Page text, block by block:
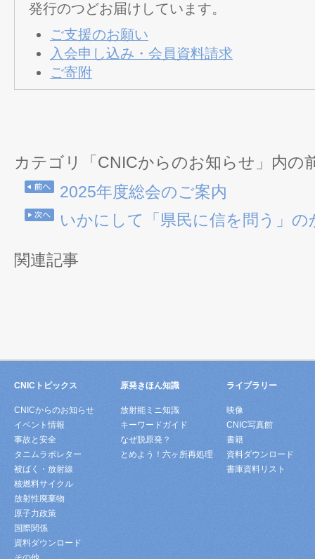
発行のつどお届けしています。
ご支援のお願い
入会申し込み・会員資料請求
ご寄附
カテゴリ「CNICからのお知らせ」内の
2025年度総会のご案内
いかにして「県民に信を問う」の
関連記事
CNICトピックス
CNICからのお知らせ
イベント情報
事故と安全
タニムラボレター
被ばく・放射線
核燃料サイクル
放射性廃棄物
原子力政策
国際関係
資料ダウンロード
原発きほん知識
放射能ミニ知識
キーワードガイド
なぜ脱原発？
とめよう！六ヶ所再処理
ライブラリー
映像
CNIC写真館
書籍
資料ダウンロード
書庫資料リスト